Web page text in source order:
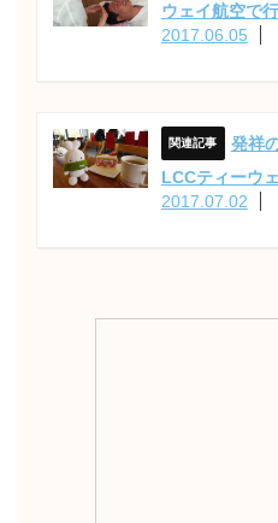
ウェイ航空で
2017.06.05
発祥
LCCティーウ
2017.07.02